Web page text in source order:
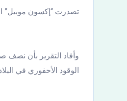
تصدرت “إكسون موبيل”
وأفاد التقرير بأن نصف
الوقود الأحفوري في البلاد